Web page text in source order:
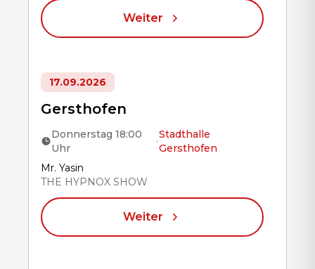
Weiter
17.09.2026
Gersthofen
Donnerstag 18:00
Uhr
•
Stadthalle
Gersthofen
Title
Mr. Yasin
THE HYPNOX SHOW
Weiter